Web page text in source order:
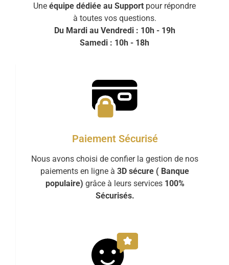
Une équipe dédiée au Support pour répondre
à toutes vos questions.
Du Mardi au Vendredi : 10h - 19h
Samedi : 10h - 18h
Paiement Sécurisé
Nous avons choisi de confier la gestion de nos
paiements en ligne à 3D sécure ( Banque
populaire) grâce à leurs services 100%
Sécurisés.